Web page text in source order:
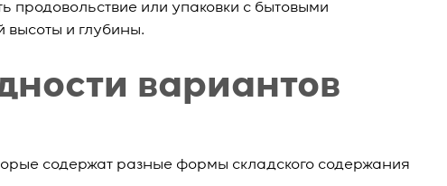
продовольствие или упаковки с бытовыми
и глубины.
вариантов
содержат разные формы складского содержания